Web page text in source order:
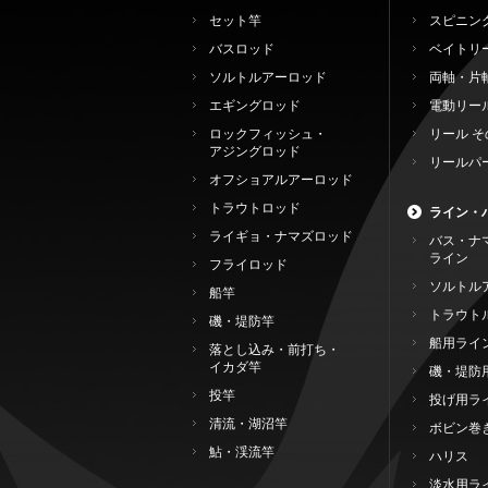
セット竿
バスロッド
ソルトルアーロッド
エギングロッド
ロックフィッシュ・
アジングロッド
オフショアルアーロッド
トラウトロッド
ライギョ・ナマズロッド
フライロッド
船竿
磯・堤防竿
落とし込み・前打ち・
イカダ竿
投竿
清流・湖沼竿
鮎・渓流竿
スピニン
ベイトリ
両軸・片
電動リー
リール
リールパ
ライン・
バス・ナ
ライン
ソルトル
トラウト
船用ライ
磯・堤防
投げ用ラ
ボビン巻
ハリス
淡水用ラ